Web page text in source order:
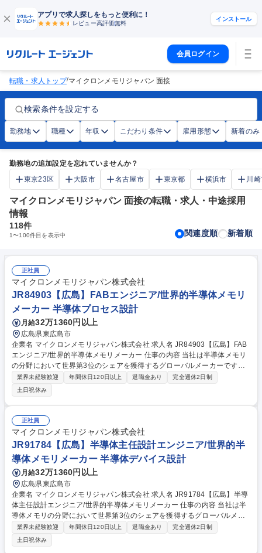
アプリで求人探しをもっと便利に！
レビュー高評価無料
インストール
会員ログイン
転職・求人トップ/マイクロンメモリジャパン 面接
検索条件を設定する
勤務地 職種 年収 こだわり条件 雇用形態 新着のみ
勤務地の追加設定を忘れていませんか？
東京23区
大阪市 名古屋市 東京都 横浜市 川
マイクロンメモリジャパン 面接の転職・求人・中途採用
情報
118件
1〜100件目を表示中 関連度順 新着順
正社員
マイクロンメモリジャパン株式会社
JR84903【広島】FABエンジニア/世界的半導体メモリ
メーカー 半導体プロセス設計
月給32万1360円以上
広島県東広島市
企業名 マイクロンメモリジャパン株式会社 求人名 JR84903【広島】FAB
エンジニア/世界的半導体メモリメーカー 仕事の内容 当社は半導体メモリ
の分野において世界第3位のシェアを獲得するグローバルメーカーです。
今回は、そんな当社のFABエンジニアとして、下記の業務をお任せ致しま
す。 【詳細】■生産能力分析と対策立案・実行 ■プロセス能力向上と生産
コスト削減 ■MOR/POR分析によるP2Pギャップ解消 ■各種半導体装置の
プロセスパラメータ設定 ■新規装置/材料の評価・導入・計画立案 ■異常分
析と改善活動 募集職種 JR84903【広島】FABエンジニア/世界的半導体メ
モリメーカー
業界未経験歓迎 年間休日120日以上 退職金あり
完全週休2日制
土日祝休み
正社員
マイクロンメモリジャパン株式会社
JR91784【広島】半導体主任設計エンジニア/世界的半
導体メモリメーカー 半導体デバイス設計
月給32万1360円以上
広島県東広島市
企業名 マイクロンメモリジャパン株式会社 求人名 JR91784【広島】半導
体主任設計エンジニア/世界的半導体メモリメーカー 仕事の内容 当社は半
導体メモリの分野において世界第3位のシェアを獲得するグローバルメー
カーです。今回は、そんな当社の半導体主任設計エンジニアとして、下記
の業務をお任せ致します。 ■内部NANDデータパス回路の所有。マルチプ
レーンおよび高並列動作をサポートするスケーラブルなデータパスアーキ
業界未経験歓迎 年間休日120日以上 退職金あり
完全週休2日制
土日祝休み